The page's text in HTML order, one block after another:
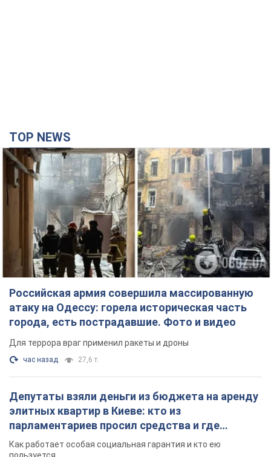
Российская армия совершила массированную
атаку на Одессу: горела историческая часть
города, есть пострадавшие. Фото и видео
Для террора враг применил ракеты и дроны
час назад 27,6 т.
Депутаты взяли деньги из бюджета на аренду
элитных квартир в Киеве: кто из
парламентариев просил средства и где
Как работает особая социальная гарантия и кто ею
пользуется
4 часа назад 49,0 т.
Российская армия обстреляла два соседних
многоэтажных дома в Харькове: двое
погибших, более 20 пострадавших
Враг умышленно бьет по жилым домам
22 минуты назад 2,7 т.